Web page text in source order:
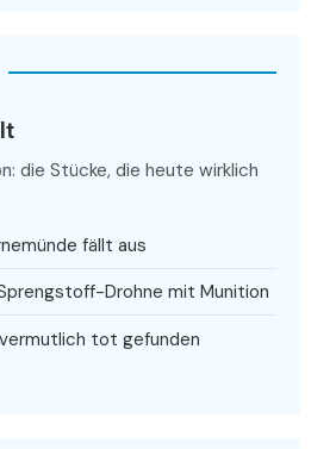
die Stücke, die heute wirklich
fällt aus
Drohne mit Munition
tot gefunden